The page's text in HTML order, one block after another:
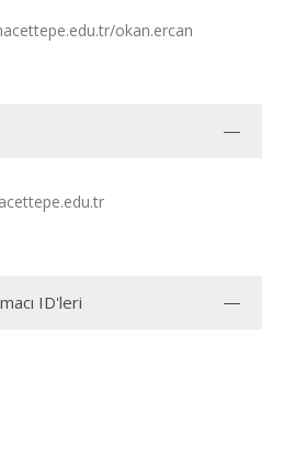
okan.ercan
ID'leri